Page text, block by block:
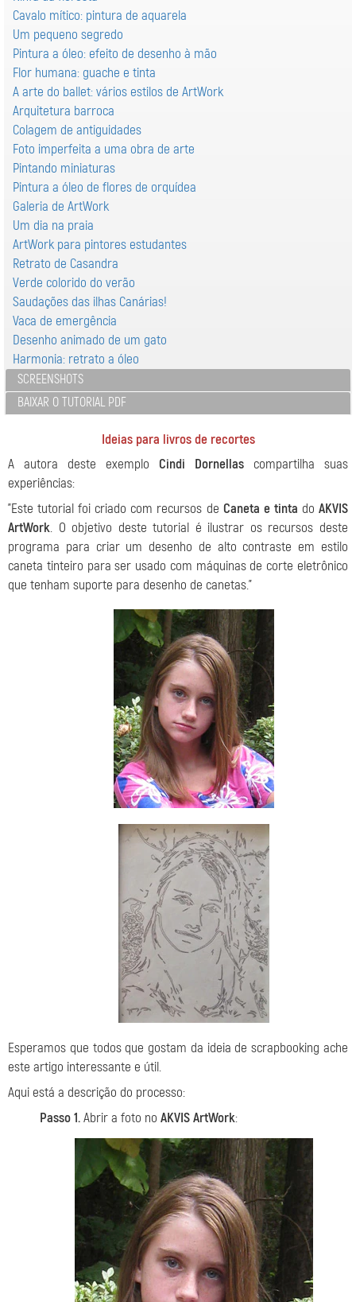
Cavalo mítico: pintura de aquarela
Um pequeno segredo
Pintura a óleo: efeito de desenho à mão
Flor humana: guache e tinta
A arte do ballet: vários estilos de ArtWork
Arquitetura barroca
Colagem de antiguidades
Foto imperfeita a uma obra de arte
Pintando miniaturas
Pintura a óleo de flores de orquídea
Galeria de ArtWork
Um dia na praia
ArtWork para pintores estudantes
Retrato de Casandra
Verde colorido do verão
Saudações das ilhas Canárias!
Vaca de emergência
Desenho animado de um gato
Harmonia: retrato a óleo
SCREENSHOTS
BAIXAR O TUTORIAL PDF
Ideias para livros de recortes
A autora deste exemplo Cindi Dornellas compartilha suas
experiências:
"Este tutorial foi criado com recursos de Caneta e tinta doAKVIS
ArtWork. O objetivo deste tutorial é ilustrar os recursos deste
programa para criar um desenho de alto contraste em estilo
caneta tinteiro para ser usado com máquinas de corte eletrônico
que tenham suporte para desenho de canetas."
Esperamos que todos que gostam da ideia de scrapbooking ache
este artigo interessante e útil.
Aqui está a descrição do processo:
Passo 1.Abrir a foto no AKVIS ArtWork: